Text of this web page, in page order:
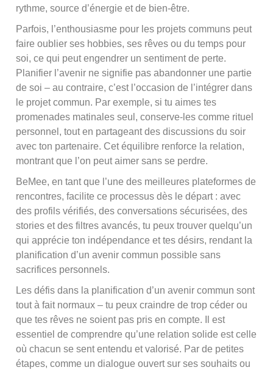
rythme, source d’énergie et de bien-être.
Parfois, l’enthousiasme pour les projets communs peut
faire oublier ses hobbies, ses rêves ou du temps pour
soi, ce qui peut engendrer un sentiment de perte.
Planifier l’avenir ne signifie pas abandonner une partie
de soi – au contraire, c’est l’occasion de l’intégrer dans
le projet commun. Par exemple, si tu aimes tes
promenades matinales seul, conserve-les comme rituel
personnel, tout en partageant des discussions du soir
avec ton partenaire. Cet équilibre renforce la relation,
montrant que l’on peut aimer sans se perdre.
BeMee, en tant que l’une des meilleures plateformes de
rencontres, facilite ce processus dès le départ : avec
des profils vérifiés, des conversations sécurisées, des
stories et des filtres avancés, tu peux trouver quelqu’un
qui apprécie ton indépendance et tes désirs, rendant la
planification d’un avenir commun possible sans
sacrifices personnels.
Les défis dans la planification d’un avenir commun sont
tout à fait normaux – tu peux craindre de trop céder ou
que tes rêves ne soient pas pris en compte. Il est
essentiel de comprendre qu’une relation solide est celle
où chacun se sent entendu et valorisé. Par de petites
étapes, comme un dialogue ouvert sur ses souhaits ou